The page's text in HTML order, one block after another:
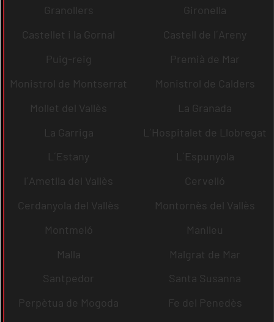
Granollers
Gironella
Castellet i la Gornal
Castell de l´Areny
Puig-reig
Premià de Mar
Monistrol de Montserrat
Monistrol de Calders
Mollet del Vallès
La Granada
La Garriga
L´Hospitalet de Llobregat
L´Estany
L´Espunyola
l´Ametlla del Vallès
Cervelló
Cerdanyola del Vallès
Montornès del Vallès
Montmeló
Manlleu
Malla
Malgrat de Mar
Santpedor
Santa Susanna
Perpètua de Mogoda
Fe del Penedès